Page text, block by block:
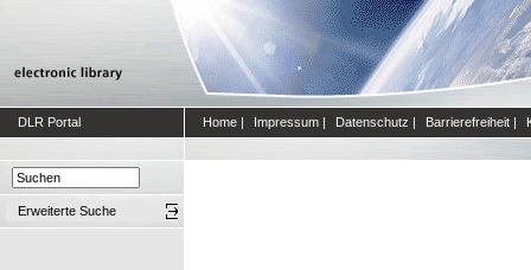
DLR Portal Home | Impressum | Datenschutz | Barrierefreiheit |
Erweiterte Suche